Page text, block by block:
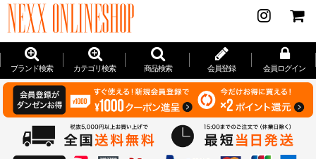
ブランド検索 カテゴリ検索 商品検索 会員登録 会員ログイン